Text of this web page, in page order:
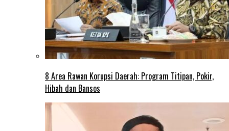
8 Area Rawan Korupsi Daerah: Program Titipan, Pokir,
Hibah dan Bansos